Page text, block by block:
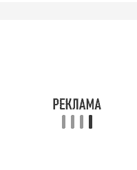
сервис,
функции и